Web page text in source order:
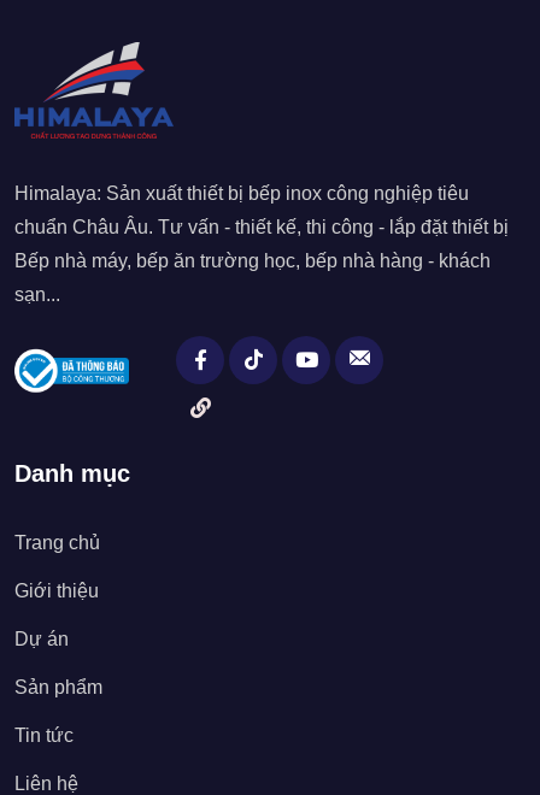
Himalaya: Sản xuất thiết bị bếp inox công nghiệp tiêu
chuẩn Châu Âu. Tư vấn - thiết kế, thi công - lắp đặt thiết bị
Bếp nhà máy, bếp ăn trường học, bếp nhà hàng - khách
sạn...
Danh mục
Trang chủ
Giới thiệu
Dự án
Sản phẩm
Tin tức
Liên hệ